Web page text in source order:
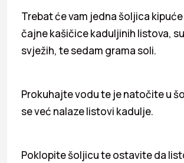
Trebat će vam jedna šoljica
čajne kašičice kaduljinih listova,
svježih, te sedam grama soli.
Prokuhajte vodu te je natočite u
se već nalaze listovi kadulje.
Poklopite šoljicu te ostavite da